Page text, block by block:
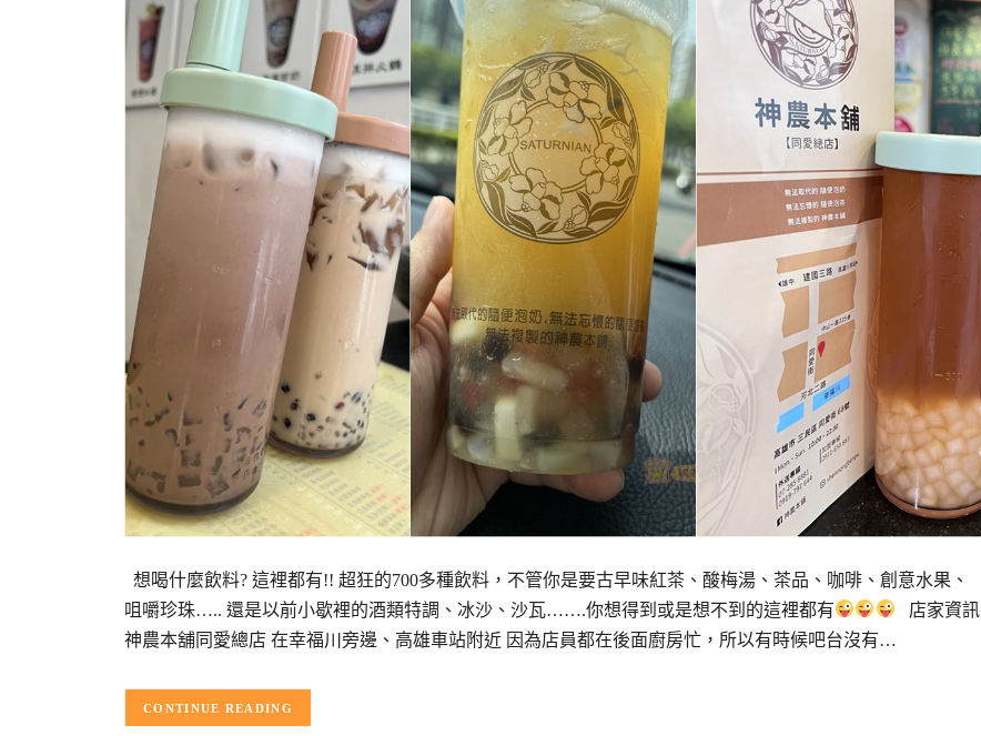
想喝什麼飲料? 這裡都有!! 超狂的700多種飲料，不管你是要古早味紅茶、酸梅湯、茶品、咖啡、創意水果、
咀嚼珍珠….. 還是以前小歇裡的酒類特調、冰沙、沙瓦…….你想得到或是想不到的這裡都有
店家資訊
神農本舖同愛總店 在幸福川旁邊、高雄車站附近 因為店員都在後面廚房忙，所以有時候吧台沒有…
CONTINUE READING